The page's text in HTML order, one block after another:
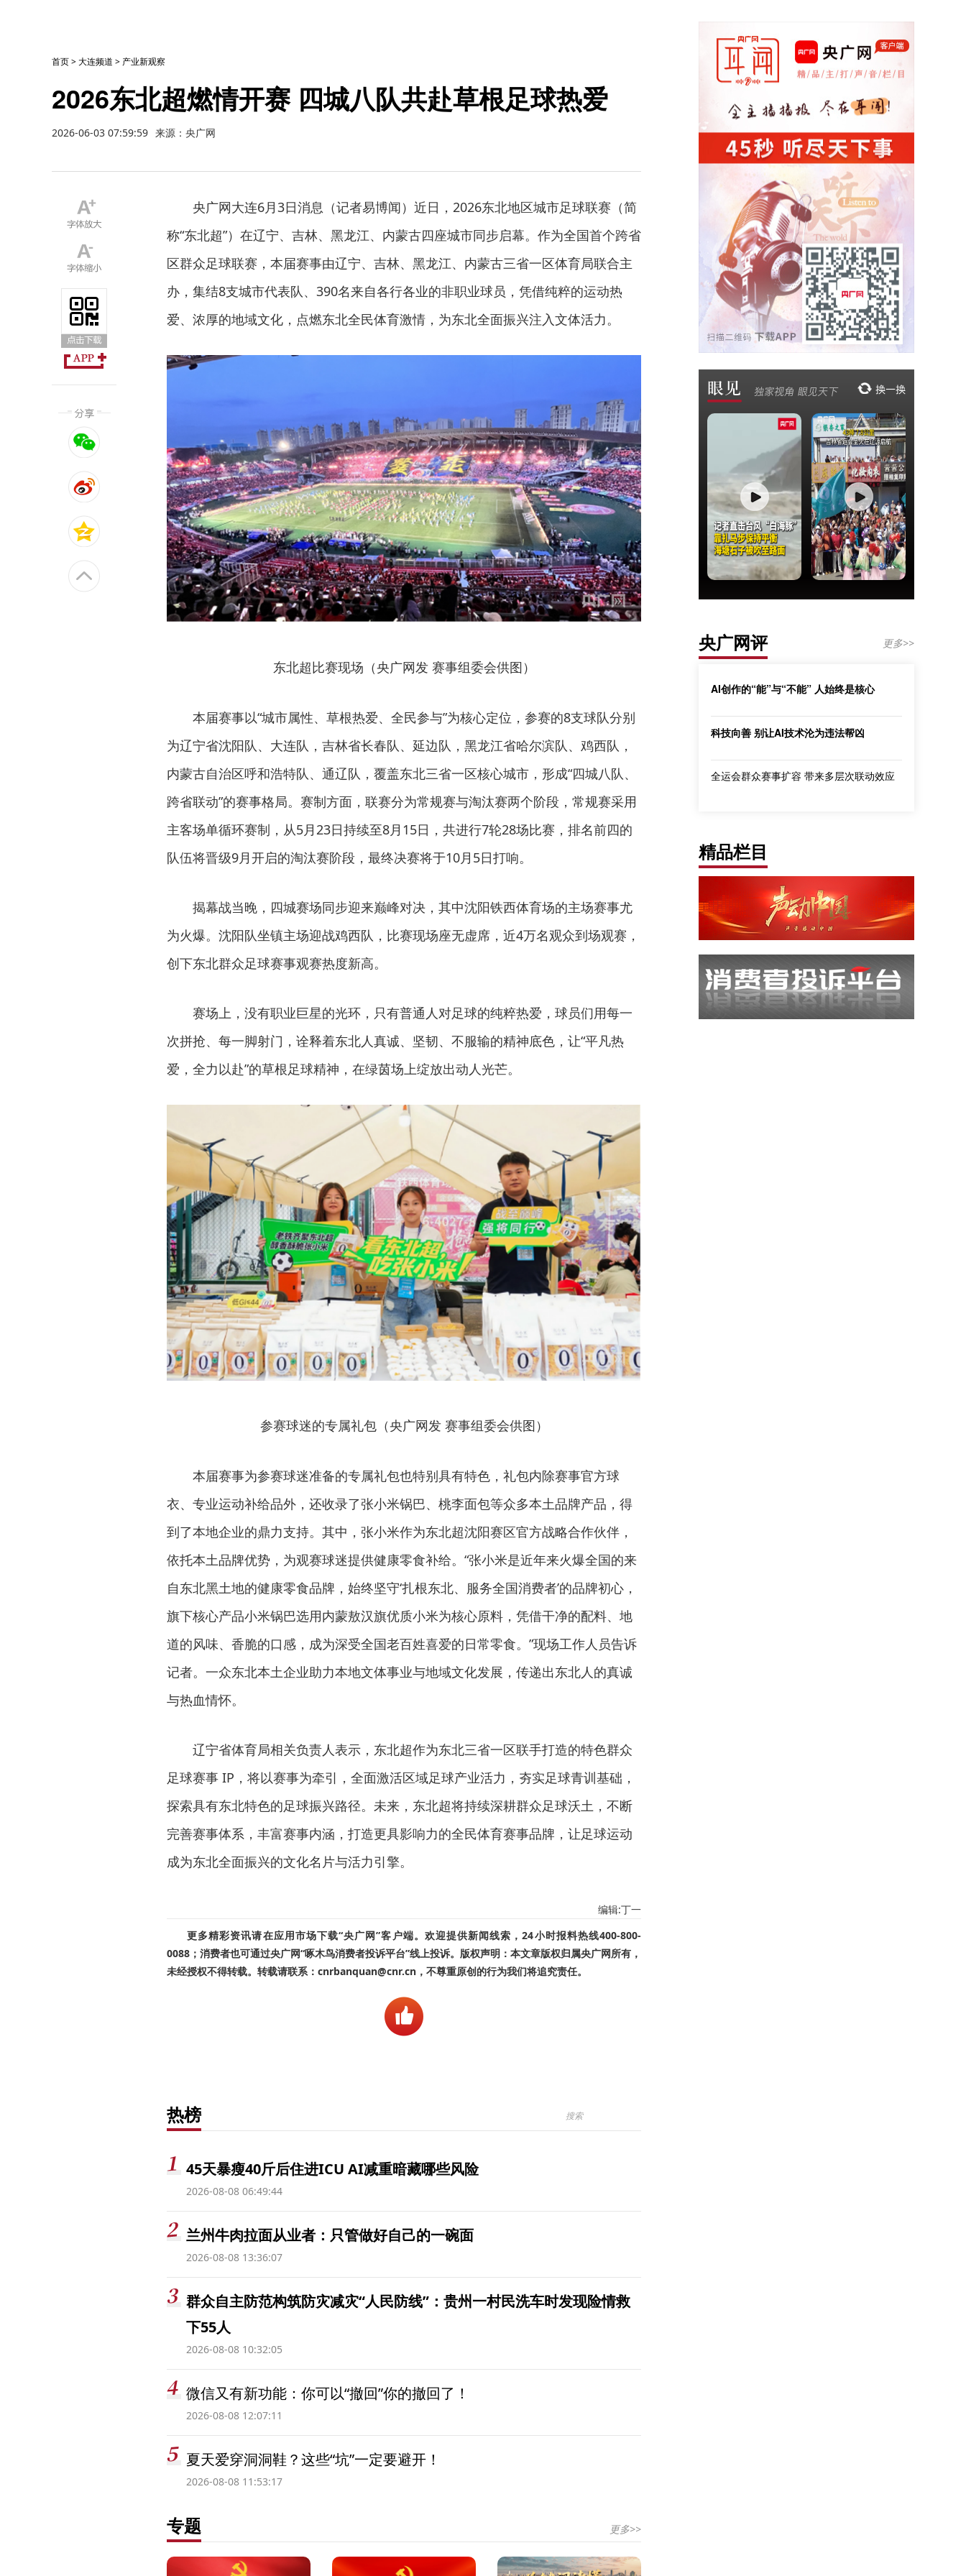
首页>大连频道 > 产业新观察
2026东北超燃情开赛 四城八队共赴草根足球热爱
2026-06-03 07:59:59 来源：央广网
央广网大连6月3日消息（记者易博闻）近日，2026东北地区城市足球联赛（简
称“东北超”）在辽宁、吉林、黑龙江、内蒙古四座城市同步启幕。作为全国首个跨省
区群众足球联赛，本届赛事由辽宁、吉林、黑龙江、内蒙古三省一区体育局联合主
办，集结8支城市代表队、390名来自各行各业的非职业球员，凭借纯粹的运动热
爱、浓厚的地域文化，点燃东北全民体育激情，为东北全面振兴注入文体活力。
东北超比赛现场（央广网发 赛事组委会供图）
本届赛事以“城市属性、草根热爱、全民参与”为核心定位，参赛的8支球队分别
为辽宁省沈阳队、大连队，吉林省长春队、延边队，黑龙江省哈尔滨队、鸡西队，
内蒙古自治区呼和浩特队、通辽队，覆盖东北三省一区核心城市，形成“四城八队、
跨省联动”的赛事格局。赛制方面，联赛分为常规赛与淘汰赛两个阶段，常规赛采用
主客场单循环赛制，从5月23日持续至8月15日，共进行7轮28场比赛，排名前四的
队伍将晋级9月开启的淘汰赛阶段，最终决赛将于10月5日打响。
揭幕战当晚，四城赛场同步迎来巅峰对决，其中沈阳铁西体育场的主场赛事尤
为火爆。沈阳队坐镇主场迎战鸡西队，比赛现场座无虚席，近4万名观众到场观赛，
创下东北群众足球赛事观赛热度新高。
赛场上，没有职业巨星的光环，只有普通人对足球的纯粹热爱，球员们用每一
次拼抢、每一脚射门，诠释着东北人真诚、坚韧、不服输的精神底色，让“平凡热
爱，全力以赴”的草根足球精神，在绿茵场上绽放出动人光芒。
参赛球迷的专属礼包（央广网发 赛事组委会供图）
本届赛事为参赛球迷准备的专属礼包也特别具有特色，礼包内除赛事官方球
衣、专业运动补给品外，还收录了张小米锅巴、桃李面包等众多本土品牌产品，得
到了本地企业的鼎力支持。其中，张小米作为东北超沈阳赛区官方战略合作伙伴，
依托本土品牌优势，为观赛球迷提供健康零食补给。“张小米是近年来火爆全国的来
自东北黑土地的健康零食品牌，始终坚守‘扎根东北、服务全国消费者’的品牌初心，
旗下核心产品小米锅巴选用内蒙敖汉旗优质小米为核心原料，凭借干净的配料、地
道的风味、香脆的口感，成为深受全国老百姓喜爱的日常零食。”现场工作人员告诉
记者。一众东北本土企业助力本地文体事业与地域文化发展，传递出东北人的真诚
与热血情怀。
辽宁省体育局相关负责人表示，东北超作为东北三省一区联手打造的特色群众
足球赛事 IP，将以赛事为牵引，全面激活区域足球产业活力，夯实足球青训基础，
探索具有东北特色的足球振兴路径。未来，东北超将持续深耕群众足球沃土，不断
完善赛事体系，丰富赛事内涵，打造更具影响力的全民体育赛事品牌，让足球运动
成为东北全面振兴的文化名片与活力引擎。
编辑:丁一
更多精彩资讯请在应用市场下载“央广网”客户端。欢迎提供新闻线索，24小时报料热线400-800-
0088；消费者也可通过央广网“啄木鸟消费者投诉平台”线上投诉。版权声明：本文章版权归属央广网所有，
未经授权不得转载。转载请联系：cnrbanquan@cnr.cn，不尊重原创的行为我们将追究责任。
热榜
45天暴瘦40斤后住进ICU AI减重暗藏哪些风险
2026-08-08 06:49:44
兰州牛肉拉面从业者：只管做好自己的一碗面
2026-08-08 13:36:07
群众自主防范构筑防灾减灾“人民防线”：贵州一村民洗车时发现险情救
下55人
2026-08-08 10:32:05
微信又有新功能：你可以“撤回”你的撤回了！
2026-08-08 12:07:11
夏天爱穿洞洞鞋？这些“坑”一定要避开！
2026-08-08 11:53:17
专题 更多>>
央广网评 更多>>
AI创作的“能”与“不能” 人始终是核心
科技向善 别让AI技术沦为违法帮凶
全运会群众赛事扩容 带来多层次联动效应
精品栏目